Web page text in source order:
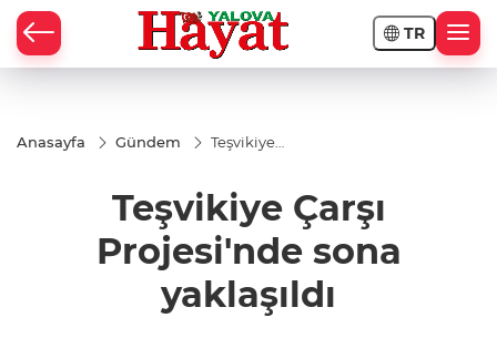
TR
Anasayfa Gündem
Teşvikiye
sona
yaklaşıldı
Teşvikiye Çarşı
Projesi'nde sona
yaklaşıldı